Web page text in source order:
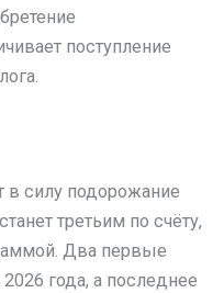
поступление
в силу подорожание
третьим по счёту,
Два первые
года, а последнее